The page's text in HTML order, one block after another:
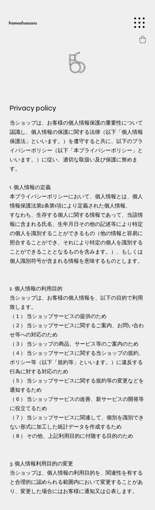
Privacy policy
当ショップは、お客様の個人情報保護の重要性について
認識し、 個人情報の保護に関する法律（以下「個人情報
保護法」といいます。）を遵守すると共に、 以下のプラ
イバシーポリシー（以下「本プライバシーポリシー」と
いいます。）に従い、 適切な取扱い及び保護に努めま
す。
1. 個人情報の定義
本プライバシーポリシーにおいて、個人情報とは、個人
情報保護法第2条第1項により定義された個人情報、
すなわち、生存する個人に関する情報であって、当該情
報に含まれる氏名、 生年月日その他の記述等により特定
の個人を識別することができるもの （他の情報と容易に
照合することができ、それにより特定の個人を識別する
ことができることとなるものを含みます。）、
もしくは
個人識別符号が含まれる情報を意味するものとします。
2. 個人情報の利用目的
当ショップは、お客様の個人情報を、以下の目的で利用
致します。
（１） 当ショップサービスの提供のため
（２） 当ショップサービスに関するご案内、お問い合わ
せ等への対応のため
（３） 当ショップの商品、サービス等のご案内のため
（４） 当ショップサービスに関する当ショップの規約、
ポリシー等（以下「規約等」といいます。）に違反する
行為に対する対応のため
（５） 当ショップサービスに関する規約等の変更などを
通知するため
（６） 当ショップサービスの改善、新サービスの開発等
に役立てるため
（７） 当ショップサービスに関連して、個別を識別でき
ない形式に加工した統計データを作成するため
（８） その他、上記利用目的に付随する目的のため
3. 個人情報利用目的の変更
当ショップは、個人情報の利用目的を、関連性を有する
と合理的に認められる範囲内において変更することがあ
り、 変更した場合にはお客様に通知又は公表します。